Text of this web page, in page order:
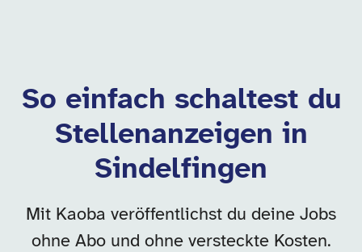
So einfach schaltest du
Stellenanzeigen in
Sindelfingen
Mit Kaoba veröffentlichst du deine Jobs
ohne Abo und ohne versteckte Kosten.